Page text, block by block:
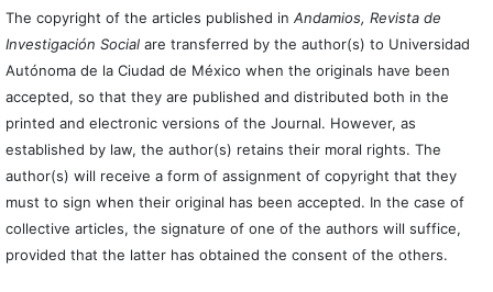
The copyright of the articles published in Andamios, Revista de
Investigación Socialare transferred by the author(s) to Universidad
Autónoma de la Ciudad de México when the originals have been
accepted, so that they are published and distributed both in the
printed and electronic versions of the Journal. However, as
established by law, the author(s) retains their moral rights. The
author(s) will receive a form of assignment of copyright that they
must to sign when their original has been accepted. In the case of
collective articles, the signature of one of the authors will suffice,
provided that the latter has obtained the consent of the others.